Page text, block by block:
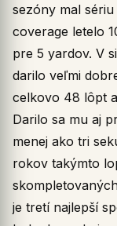
sezóny mal
coverage letelo
pre 5 yardov. V
darilo veľmi
celkovo 48 lôpt
Darilo sa mu aj
menej ako tri
rokov takýmto
je tretí najlepší